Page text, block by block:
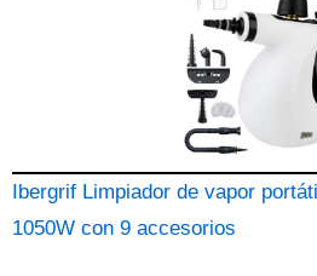
Ibergrif Limpiador de vapor
1050W con 9 accesorios